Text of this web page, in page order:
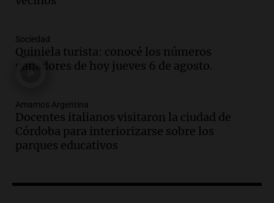
Audio.
durante la primavera
Informados al regreso
Episodios
tras fuertes vientos
Panorama Federal
Episodios
Audio.
economía mejorará el próximo año
Sociedad
Quiniela turista: conocé los números
ganadores de hoy jueves 6 de agosto.
Amamos Argentina
Docentes italianos visitaron la ciudad de
Córdoba para interiorizarse sobre los
parques educativos